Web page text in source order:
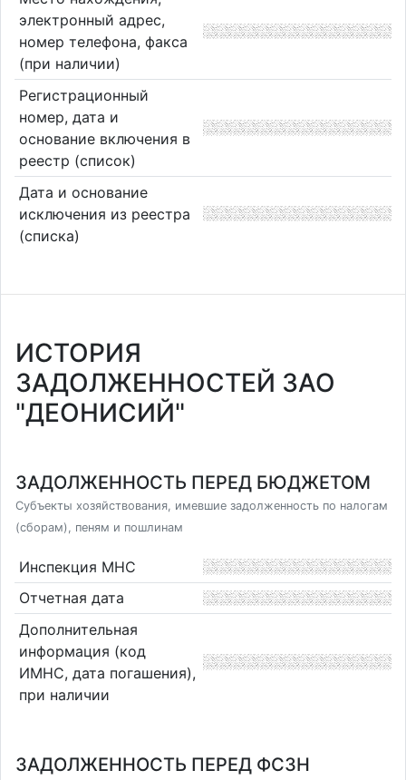
электронный адрес,
номер телефона, факса
(при наличии)
Регистрационный
номер, дата и
основание включения в
реестр (список)
Дата и основание
исключения из реестра
(списка)
ИСТОРИЯ
ЗАДОЛЖЕННОСТЕЙ ЗАО
"ДЕОНИСИЙ"
ЗАДОЛЖЕННОСТЬ ПЕРЕД БЮДЖЕТОМ
Субъекты хозяйствования, имевшие задолженность по налогам
(сборам), пеням и пошлинам
Инспекция МНС
Отчетная дата
Дополнительная
информация (код
ИМНС, дата погашения),
при наличии
ЗАДОЛЖЕННОСТЬ ПЕРЕД ФСЗН